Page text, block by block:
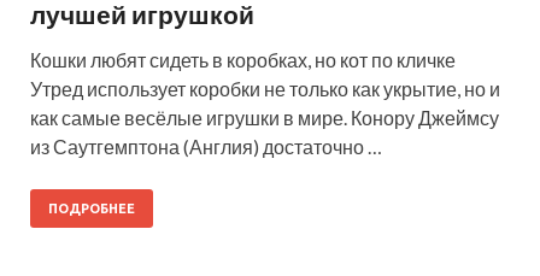
лучшей игрушкой
Кошки любят сидеть в коробках, но кот по кличке
Утред использует коробки не только как укрытие, но и
как самые весёлые игрушки в мире. Конору Джеймсу
из Саутгемптона (Англия) достаточно …
ПОДРОБНЕЕ